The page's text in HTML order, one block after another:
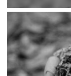
خاصی تهیه